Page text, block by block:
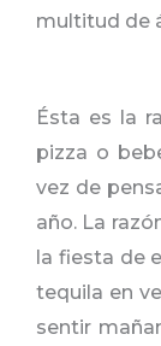
multitud de
Ésta es la
pizza o
vez de
año. La
la fiesta de
tequila en
sentir